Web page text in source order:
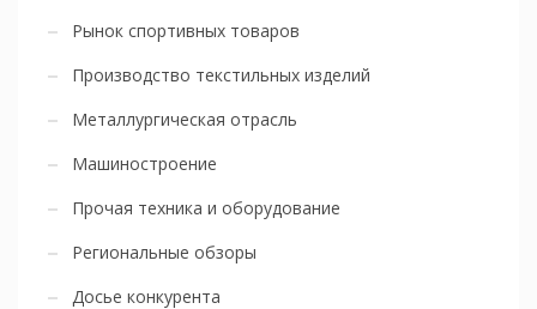
Рынок спортивных товаров
Производство текстильных изделий
Металлургическая отрасль
Машиностроение
Прочая техника и оборудование
Региональные обзоры
Досье конкурента